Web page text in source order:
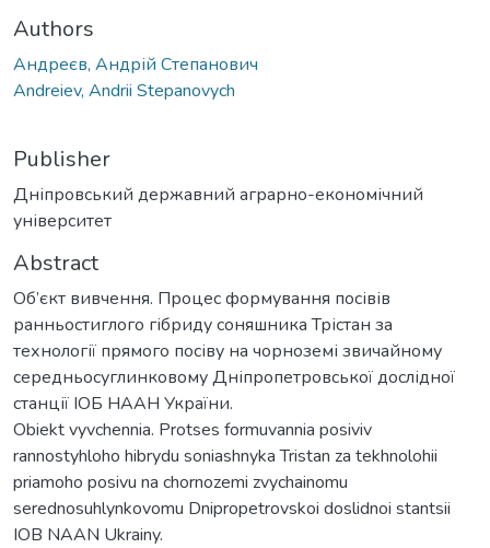
Authors
Андреєв, Андрій Степанович
Andreiev, Andrii Stepanovych
Publisher
Дніпровський державний аграрно-економічний
університет
Abstract
Об’єкт вивчення. Процес формування посівів
ранньостиглого гібриду соняшника Трістан за
технології прямого посіву на чорноземі звичайному
середньосуглинковому Дніпропетровської дослідної
станції ІОБ НААН України.
Obiekt vyvchennia. Protses formuvannia posiviv
rannostyhloho hibrydu soniashnyka Tristan za tekhnolohii
priamoho posivu na chornozemi zvychainomu
serednosuhlynkovomu Dnipropetrovskoi doslidnoi stantsii
IOB NAAN Ukrainy.